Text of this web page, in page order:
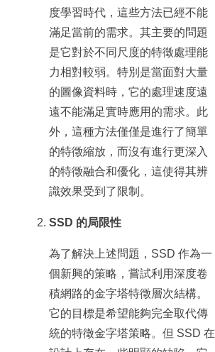
度學習時代，這些方法已經不能
滿足當前的需求。其主要的問題
是它對於不同尺度的特徵處理能
力相對較弱。特別是當面對大量
的圖像資料時，它的處理速度遠
遠不能滿足實時應用的需求。此
外，這種方法僅僅是進行了簡單
的特徵縮放，而沒有進行更深入
的特徵融合和優化，這使得其辨
識效果受到了限制。
SSD 的局限性
為了解決上述問題，SSD 作為一
個新興的策略，嘗試利用深度卷
積網路的金字塔特徵層次結構。
它的目標是希望能夠完全取代傳
統的特徵金字塔策略。但 SSD 在